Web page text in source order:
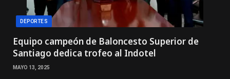
DEPORTES
Equipo campeón de Baloncesto Superior de
Santiago dedica trofeo al Indotel
MAYO 13, 2025